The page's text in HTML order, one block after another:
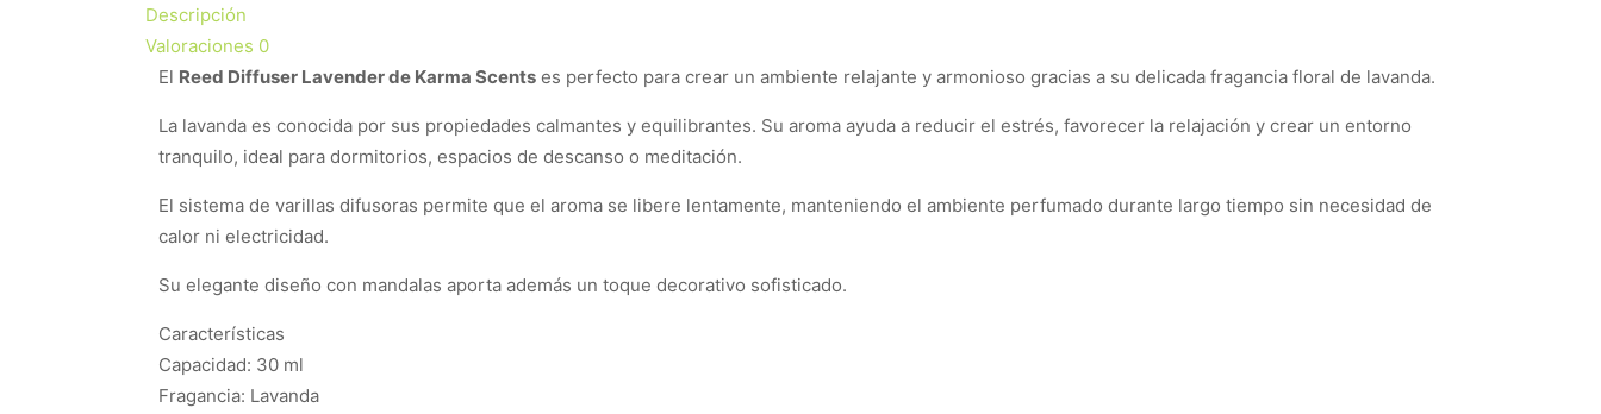
Descripción
Valoraciones 0
El Reed Diffuser Lavender de Karma Scents es perfecto para crear un ambiente relajante y armonioso gracias a su delicada fragancia floral de lavanda.
La lavanda es conocida por sus propiedades calmantes y equilibrantes. Su aroma ayuda a reducir el estrés, favorecer la relajación y crear un entorno
tranquilo, ideal para dormitorios, espacios de descanso o meditación.
El sistema de varillas difusoras permite que el aroma se libere lentamente, manteniendo el ambiente perfumado durante largo tiempo sin necesidad de
calor ni electricidad.
Su elegante diseño con mandalas aporta además un toque decorativo sofisticado.
Características
Capacidad: 30 ml
Fragancia: Lavanda